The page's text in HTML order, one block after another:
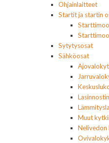
Ohjainlaitteet
Startit ja startin
Sytytysosat
Sähköosat
Muut